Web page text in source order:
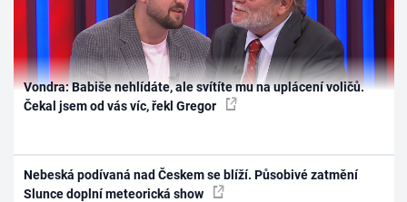
Vondra: Babiše nehlídáte, ale svítíte mu na uplácení voličů.
Čekal jsem od vás víc, řekl Gregor
Nebeská podívaná nad Českem se blíží. Působivé zatmění
Slunce doplní meteorická show